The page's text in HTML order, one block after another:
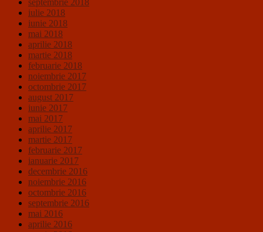
iulie 2018
iunie 2018
mai 2018
aprilie 2018
martie 2018
februarie 2018
noiembrie 2017
octombrie 2017
august 2017
iunie 2017
mai 2017
aprilie 2017
martie 2017
februarie 2017
ianuarie 2017
decembrie 2016
noiembrie 2016
octombrie 2016
septembrie 2016
mai 2016
aprilie 2016